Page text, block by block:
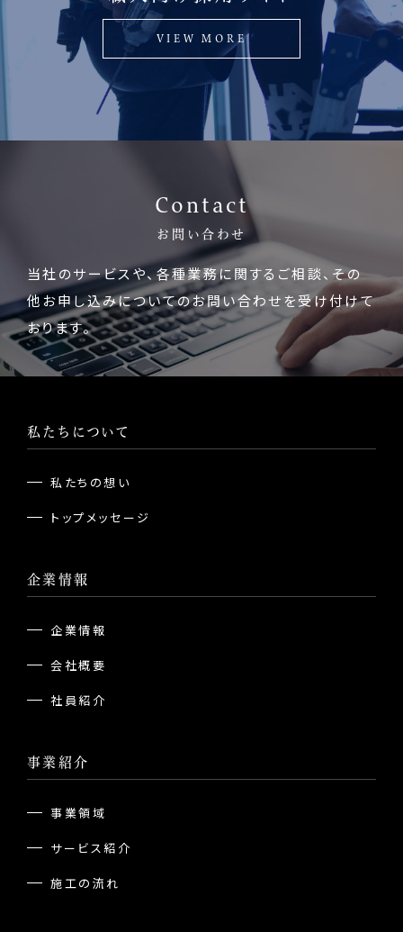
VIEW MORE
Contact
お問い合わせ
当社のサービスや、各種業務に関するご相談、 その
他お申し込みについてのお問い合わせを受け付けて
おります。
私たちについて
私たちの想い
トップメッセージ
企業情報
企業情報
会社概要
社員紹介
事業紹介
事業領域
サービス紹介
施工の流れ